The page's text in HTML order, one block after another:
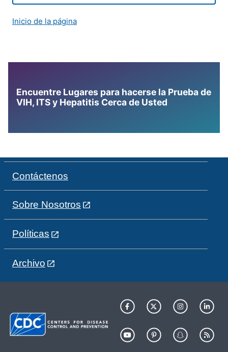
Inicio de la página
Encuentre Lugares para hacerse la Prueba de
VIH, ITS y Hepatitis Cerca de Usted
Contáctenos
Sobre Nosotros
Políticas
Archivo